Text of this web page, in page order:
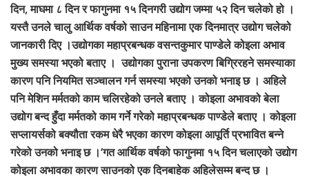
दिन, माघमा ८ दिन र फागुनमा १५ दिनगरी उद्योग जम्मा ५२ दिन चलेको हो ।
यस्तै उनले चालु आर्थिक वर्षको साउन महिनामा एक दिनमात्र उद्योग चलेको
जानकारी दिए ।उद्योगका महाप्रबन्धक वसन्तकुमार पाण्डेले कोइला अभाव
मुख्य समस्या भएको बताए । उद्योगका पुराना उपकरण बिग्रिरहने समस्याका
कारण पनि नियमित सञ्चालन गर्न समस्या भएको उनको भनाइ छ । अहिले
पनि मेशिन मर्मतको काम चलिरहेको उनले बताए । कोइला अभावको बेला
उद्योग बन्द हुँदा मर्मतको काम गर्ने गरेको महाप्रबन्धक पाण्डेले बताए । कोइला
सप्लायर्सको बक्यौता रकम धेरै भएका कारण कोइला आपूर्ति प्रभावित बन्ने
गरेको उनको भनाइ छ ।‘गत आर्थिक वर्षको फागुनमा १५ दिन चलाएको उद्योग
कोइला अभावका कारण साउनको एक दिनबाहेक अहिलेसम्म बन्द छ ।